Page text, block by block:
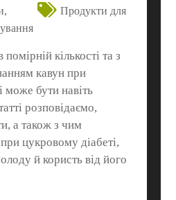
,
Продукти для
кількості та з
кавун при
може бути навіть
розповідаємо,
а також з чим
цукровому діабеті,
й користь від його